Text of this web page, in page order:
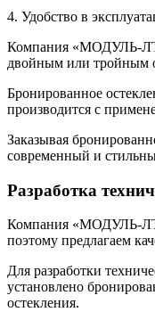
4. Удобство в
Компания «МОДУЛЬ-
двойным или тройным
Бронированное
производится с
Заказывая
современный и
Разработка
Компания «МОДУЛЬ-
поэтому предлагаем
Для разработки
установлено
остекления.